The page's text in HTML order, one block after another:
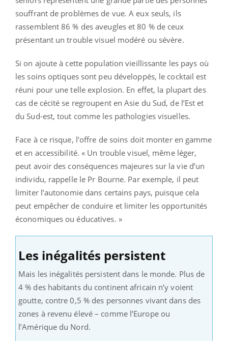
souffrant de problèmes de vue. A eux seuls, ils
rassemblent 86 % des aveugles et 80 % de ceux
présentant un trouble visuel modéré ou sévère.
Si on ajoute à cette population vieillissante les pays où
les soins optiques sont peu développés, le cocktail est
réuni pour une telle explosion. En effet, la plupart des
cas de cécité se regroupent en Asie du Sud, de l’Est et
du Sud-est, tout comme les pathologies visuelles.
Face à ce risque, l’offre de soins doit monter en gamme
et en accessibilité. « Un trouble visuel, même léger,
peut avoir des conséquences majeures sur la vie d’un
individu, rappelle le Pr Bourne. Par exemple, il peut
limiter l’autonomie dans certains pays, puisque cela
peut empêcher de conduire et limiter les opportunités
économiques ou éducatives. »
Les inégalités persistent
Mais les inégalités persistent dans le monde. Plus de
4 % des habitants du continent africain n’y voient
goutte, contre 0,5 % des personnes vivant dans des
zones à revenu élevé – comme l’Europe ou
l’Amérique du Nord.